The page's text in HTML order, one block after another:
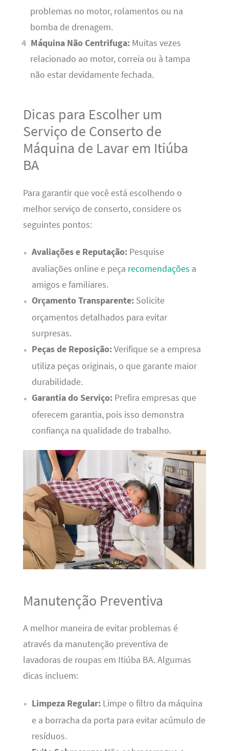
problemas no motor, rolamentos ou na
bomba de drenagem.
Máquina Não Centrifuga: Muitas vezes
relacionado ao motor, correia ou à tampa
não estar devidamente fechada.
Dicas para Escolher um
Serviço de Conserto de
Máquina de Lavar em Itiúba
BA
Para garantir que você está escolhendo o
melhor serviço de conserto, considere os
seguintes pontos:
Avaliações e Reputação:Pesquise
avaliações online e peça recomendações a
amigos e familiares.
Orçamento Transparente:Solicite
orçamentos detalhados para evitar
surpresas.
Peças de Reposição:Verifique se a empresa
utiliza peças originais, o que garante maior
durabilidade.
Garantia do Serviço:Prefira empresas que
oferecem garantia, pois isso demonstra
confiança na qualidade do trabalho.
Manutenção Preventiva
A melhor maneira de evitar problemas é
através da manutenção preventiva de
lavadoras de roupas em Itiúba BA. Algumas
dicas incluem:
Limpeza Regular:Limpe o filtro da máquina
e a borracha da porta para evitar acúmulo de
resíduos.